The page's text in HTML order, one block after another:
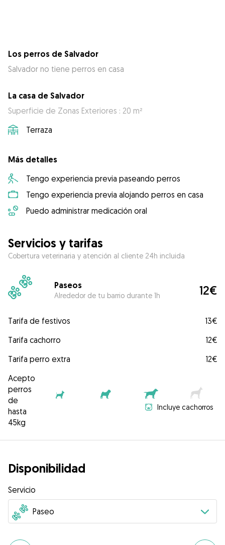
Los perros de Salvador
Salvador no tiene perros en casa
La casa de Salvador
Superficie de Zonas Exteriores : 20 m²
Terraza
Más detalles
Tengo experiencia previa paseando perros
Tengo experiencia previa alojando perros en casa
Puedo administrar medicación oral
Servicios y tarifas
Cobertura veterinaria y atención al cliente 24h incluida
Paseos
Alrededor de tu barrio durante 1h 12€
Tarifa de festivos
13€
Tarifa cachorro
12€
Tarifa perro extra
12€
Acepto
perros
de
hasta
45kg
Incluye cachorros
Disponibilidad
Servicio